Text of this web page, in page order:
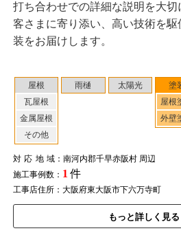
屋根
瓦屋根
金属屋根
その他
雨樋 太陽光
塗
屋根
外壁
対応地域：南河内郡千早赤阪村 周辺
施工事例数： 1 件
工事店住所：大阪府東大阪市下六万寺町
もっと詳しく見る
打ち合わせでの詳細な説明を大
客さまに寄り添い、高い技術を
装をお届けします。